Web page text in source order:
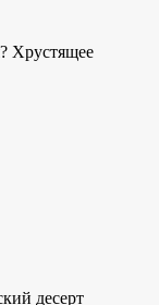
Хрустящее
десерт